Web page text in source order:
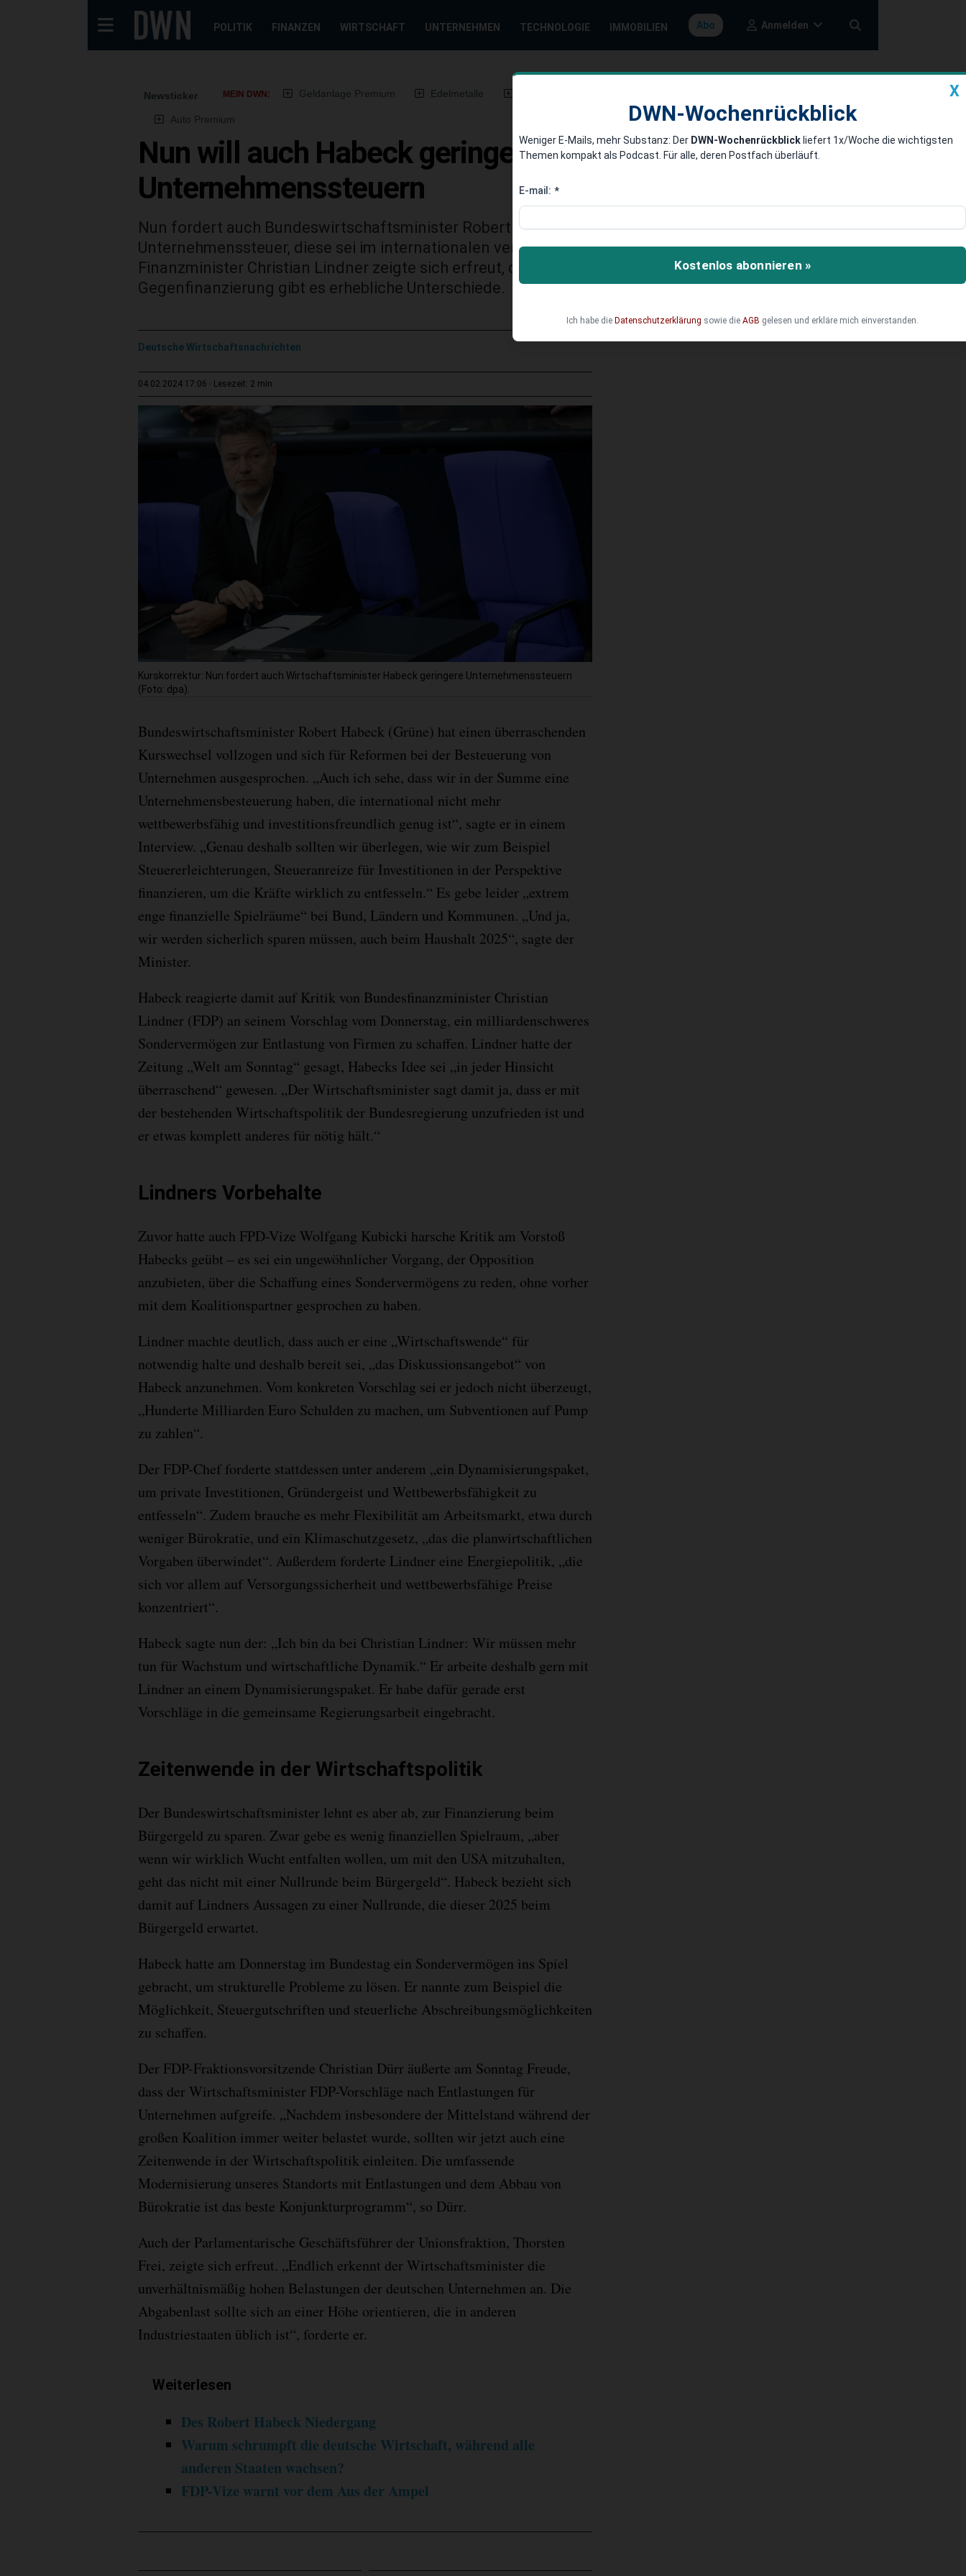
POLITIK FINANZEN WIRTSCHAFT UNTERNEHMEN TECHNOLOGIE IMMOBILIEN Abo Anmelden
Newsticker MEIN DWN: Geldanlage Premium Edelmetalle
Auto Premium
Nun will auch Habeck geringere
Unternehmenssteuern
Nun fordert auch Bundeswirtschaftsminister Robert Habeck eine Reform der
Unternehmenssteuer, diese sei im internationalen vergleich in Deutschland zu hoch.
Finanzminister Christian Lindner zeigte sich erfreut, doch bei den Vorstellungen zur
Gegenfinanzierung gibt es erhebliche Unterschiede.
Deutsche Wirtschaftsnachrichten
04.02.2024 17:06 Lesezeit: 2 min
Kurskorrektur: Nun fordert auch Wirtschaftsminister Habeck geringere Unternehmenssteuern
(Foto: dpa).
Bundeswirtschaftsminister Robert Habeck (Grüne) hat einen überraschenden
Kurswechsel vollzogen und sich für Reformen bei der Besteuerung von
Unternehmen ausgesprochen. „Auch ich sehe, dass wir in der Summe eine
Unternehmensbesteuerung haben, die international nicht mehr
wettbewerbsfähig und investitionsfreundlich genug ist“, sagte er in einem
Interview. „Genau deshalb sollten wir überlegen, wie wir zum Beispiel
Steuererleichterungen, Steueranreize für Investitionen in der Perspektive
finanzieren, um die Kräfte wirklich zu entfesseln.“ Es gebe leider „extrem
enge finanzielle Spielräume“ bei Bund, Ländern und Kommunen. „Und ja,
wir werden sicherlich sparen müssen, auch beim Haushalt 2025“, sagte der
Minister.
Habeck reagierte damit auf Kritik von Bundesfinanzminister Christian
Lindner (FDP) an seinem Vorschlag vom Donnerstag, ein milliardenschweres
Sondervermögen zur Entlastung von Firmen zu schaffen. Lindner hatte der
Zeitung „Welt am Sonntag“ gesagt, Habecks Idee sei „in jeder Hinsicht
überraschend“ gewesen. „Der Wirtschaftsminister sagt damit ja, dass er mit
der bestehenden Wirtschaftspolitik der Bundesregierung unzufrieden ist und
er etwas komplett anderes für nötig hält.“
Lindners Vorbehalte
Zuvor hatte auch FPD-Vize Wolfgang Kubicki harsche Kritik am Vorstoß
Habecks geübt – es sei ein ungewöhnlicher Vorgang, der Opposition
anzubieten, über die Schaffung eines Sondervermögens zu reden, ohne vorher
mit dem Koalitionspartner gesprochen zu haben.
Lindner machte deutlich, dass auch er eine „Wirtschaftswende“ für
notwendig halte und deshalb bereit sei, „das Diskussionsangebot“ von
Habeck anzunehmen. Vom konkreten Vorschlag sei er jedoch nicht überzeugt,
„Hunderte Milliarden Euro Schulden zu machen, um Subventionen auf Pump
zu zahlen“.
Der FDP-Chef forderte stattdessen unter anderem „ein Dynamisierungspaket,
um private Investitionen, Gründergeist und Wettbewerbsfähigkeit zu
entfesseln“. Zudem brauche es mehr Flexibilität am Arbeitsmarkt, etwa durch
weniger Bürokratie, und ein Klimaschutzgesetz, „das die planwirtschaftlichen
Vorgaben überwindet“. Außerdem forderte Lindner eine Energiepolitik, „die
sich vor allem auf Versorgungssicherheit und wettbewerbsfähige Preise
konzentriert“.
Habeck sagte nun der: „Ich bin da bei Christian Lindner: Wir müssen mehr
tun für Wachstum und wirtschaftliche Dynamik.“ Er arbeite deshalb gern mit
Lindner an einem Dynamisierungspaket. Er habe dafür gerade erst
Vorschläge in die gemeinsame Regierungsarbeit eingebracht.
Zeitenwende in der Wirtschaftspolitik
Der Bundeswirtschaftsminister lehnt es aber ab, zur Finanzierung beim
Bürgergeld zu sparen. Zwar gebe es wenig finanziellen Spielraum, „aber
wenn wir wirklich Wucht entfalten wollen, um mit den USA mitzuhalten,
geht das nicht mit einer Nullrunde beim Bürgergeld“. Habeck bezieht sich
damit auf Lindners Aussagen zu einer Nullrunde, die dieser 2025 beim
Bürgergeld erwartet.
Habeck hatte am Donnerstag im Bundestag ein Sondervermögen ins Spiel
gebracht, um strukturelle Probleme zu lösen. Er nannte zum Beispiel die
Möglichkeit, Steuergutschriften und steuerliche Abschreibungsmöglichkeiten
zu schaffen.
Der FDP-Fraktionsvorsitzende Christian Dürr äußerte am Sonntag Freude,
dass der Wirtschaftsminister FDP-Vorschläge nach Entlastungen für
Unternehmen aufgreife. „Nachdem insbesondere der Mittelstand während der
großen Koalition immer weiter belastet wurde, sollten wir jetzt auch eine
Zeitenwende in der Wirtschaftspolitik einleiten. Die umfassende
Modernisierung unseres Standorts mit Entlastungen und dem Abbau von
Bürokratie ist das beste Konjunkturprogramm“, so Dürr.
Auch der Parlamentarische Geschäftsführer der Unionsfraktion, Thorsten
Frei, zeigte sich erfreut. „Endlich erkennt der Wirtschaftsminister die
unverhältnismäßig hohen Belastungen der deutschen Unternehmen an. Die
Abgabenlast sollte sich an einer Höhe orientieren, die in anderen
Industriestaaten üblich ist“, forderte er.
Weiterlesen
Des Robert Habeck Niedergang
Warum schrumpft die deutsche Wirtschaft, während alle
anderen Staaten wachsen?
FDP-Vize warnt vor dem Aus der Ampel
X
DWN-Wochenrückblick
Weniger E-Mails, mehr Substanz: Der DWN-Wochenrückblick liefert 1x/Woche die wichtigsten
Themen kompakt als Podcast. Für alle, deren Postfach überläuft.
E-mail: *
Kostenlos abonnieren »
Ich habe die Datenschutzerklärung sowie die AGB gelesen und erkläre mich einverstanden.